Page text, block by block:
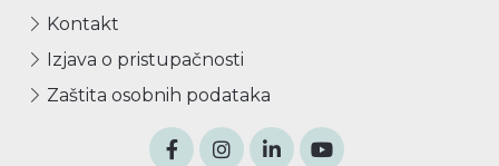
Kontakt
Izjava o pristupačnosti
Zaštita osobnih podataka